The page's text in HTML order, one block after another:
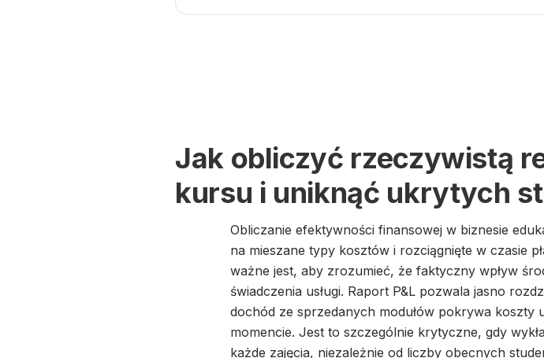
Jak obliczyć rzeczywistą
kursu i uniknąć ukrytych
Obliczanie efektywności finansowej w biznesie
na mieszane typy kosztów i rozciągnięte w czasie
ważne jest, aby zrozumieć, że faktyczny wpływ
świadczenia usługi. Raport P&L pozwala jasno
dochód ze sprzedanych modułów pokrywa koszty
momencie. Jest to szczególnie krytyczne, gdy
każde zajęcia, niezależnie od liczby obecnych